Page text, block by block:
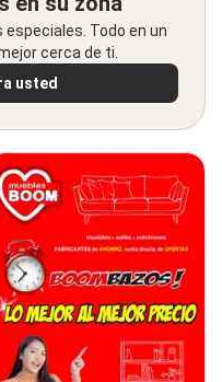
Todo en un
cerca de ti.
usted